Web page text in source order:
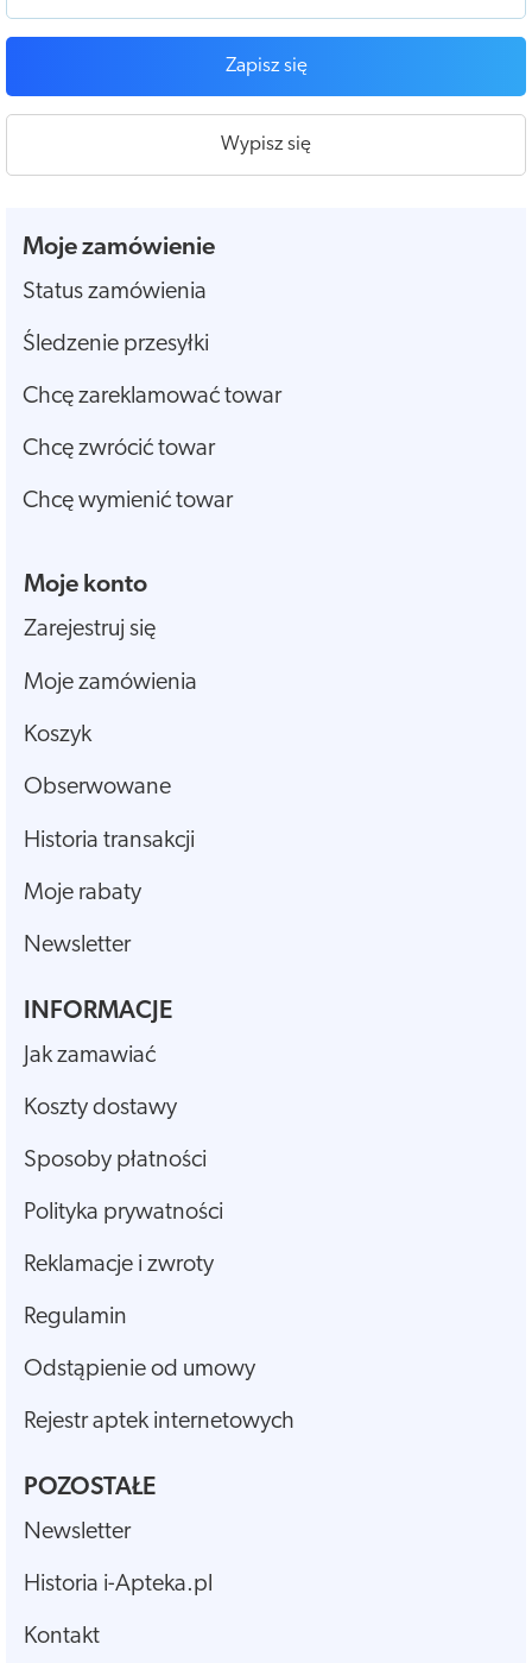
Zapisz się
Wypisz się
Moje zamówienie
Status zamówienia
Śledzenie przesyłki
Chcę zareklamować towar
Chcę zwrócić towar
Chcę wymienić towar
Moje konto
Zarejestruj się
Moje zamówienia
Koszyk
Obserwowane
Historia transakcji
Moje rabaty
Newsletter
INFORMACJE
Jak zamawiać
Koszty dostawy
Sposoby płatności
Polityka prywatności
Reklamacje i zwroty
Regulamin
Odstąpienie od umowy
Rejestr aptek internetowych
POZOSTAŁE
Newsletter
Historia i-Apteka.pl
Kontakt